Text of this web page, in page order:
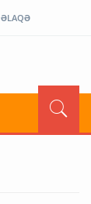
ƏLAQƏ